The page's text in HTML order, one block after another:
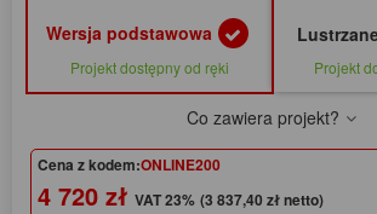
Wersja podstawowa
Projekt dostępny od ręki Projekt
Co zawiera projekt?
Cena z kodem:ONLINE200
4 720 zł (3 837,40 zł netto)